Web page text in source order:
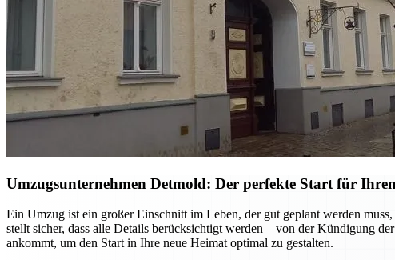
Umzugsunternehmen Detmold: Der perfekte Start für
Ein Umzug ist ein großer Einschnitt im Leben, der gut geplant werden
stellt sicher, dass alle Details berücksichtigt werden – von der Kündigung
ankommt, um den Start in Ihre neue Heimat optimal zu gestalten.